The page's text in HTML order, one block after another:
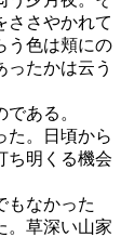
ささやかれて
う色は頬にの
ったかは云う
ある。
。日頃から
ち明くる機会
もなかった
。草深い山家